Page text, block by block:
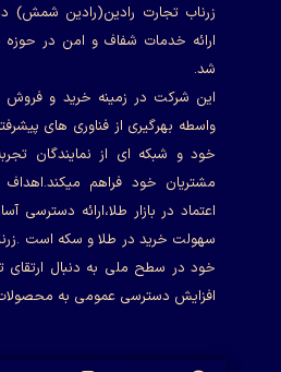
ارائه خدمات شفاف و امن در حوزه
شد.
این شرکت در زمینه خرید و
واسطه بهرگیری از فناوری های
خود و شبکه ای از نمایندگان
مشتریان خود فراهم
اعتماد در بازار طلا،ارائه دسترسی
سهولت خرید در طلا و سکه است
خود در سطح ملی به دنبال ارتقای
افزایش دسترسی عمومی به